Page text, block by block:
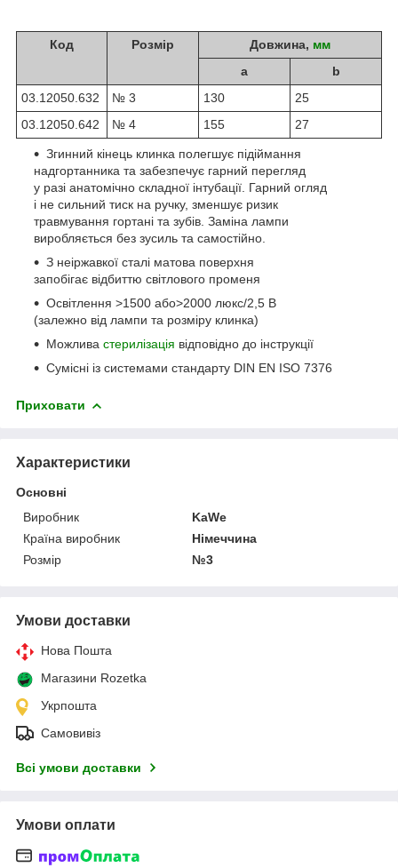
Код Розмір Довжина, мм
a
b
03.12050.632
№ 3 130
25
03.12050.642
№ 4 155 27
Згинний кінець клинка полегшує підіймання
надгортанника та забезпечує гарний перегляд
у разі анатомічно складної інтубації. Гарний огляд
і не сильний тиск на ручку, зменшує ризик
травмування гортані та зубів. Заміна лампи
виробляється без зусиль та самостійно.
З неіржавкої сталі матова поверхня
запобігає відбиттю світлового променя
Освітлення >1500 або>2000 люкс/2,5 B
(залежно від лампи та розміру клинка)
Можлива стерилізація відповідно до інструкції
Сумісні із системами стандарту DIN EN ISO 7376
Приховати
Характеристики
Основні
Виробник
KaWe
Країна виробник
Німеччина
Розмір
№3
Умови доставки
Нова Пошта
Магазини Rozetka
Укрпошта
Самовивіз
Всі умови доставки
Умови оплати